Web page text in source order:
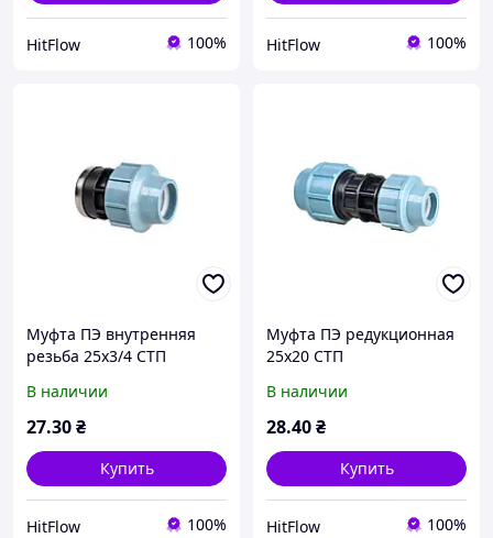
HitFlow 100% HitFlow 100%
Муфта ПЭ внутренняя
резьба 25х3/4 СТП
В наличии
27.30₴
Купить
HitFlow 100%
Муфта ПЭ редукционная
25х20 СТП
В наличии
28.40₴
Купить
HitFlow 100%